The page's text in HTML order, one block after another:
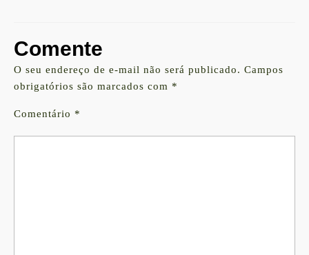
Comente
O seu endereço de e-mail não será publicado. Campos
obrigatórios são marcados com *
Comentário *